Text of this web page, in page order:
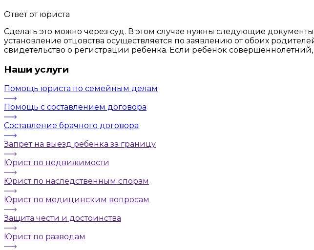
Ответ от юриста
Сделать это можно через суд. В этом случае нужны следующие
установление отцовства осуществляется по заявлению от обоих
свидетельство о регистрации ребенка. Если ребенок
Наши услуги
Помощь юриста по семейным делам
Помощь с составлением договора
Составление брачного договора
Запрет на выезд ребенка за границу
Юрист по недвижимости
Юрист по наследственным спорам
Юрист по медицинским вопросам
Защита чести и достоинства
Юрист по разводам